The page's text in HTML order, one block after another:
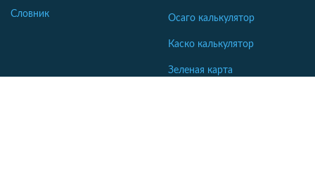
Словник Осаго калькулятор
Каско калькулятор
Зеленая карта